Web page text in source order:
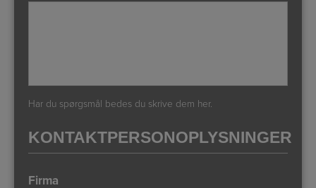
Har du spørgsmål bedes du skrive dem her.
KONTAKTPERSONOPLYSNINGER
Firma